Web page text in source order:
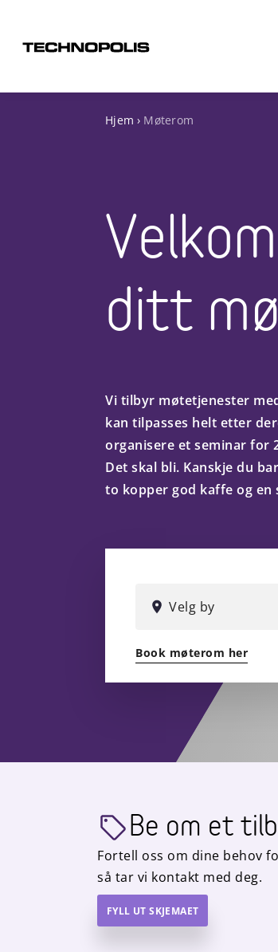
Hjem › Møterom
ditt
Vi tilbyr møtetjenester
kan tilpasses helt etter
organisere et seminar for
Det skal bli. Kanskje du
to kopper god kaffe og en
Velg by
Book møterom her
Be om et
Fortell oss om dine behov
så tar vi kontakt med deg.
FYLL UT SKJEMAET